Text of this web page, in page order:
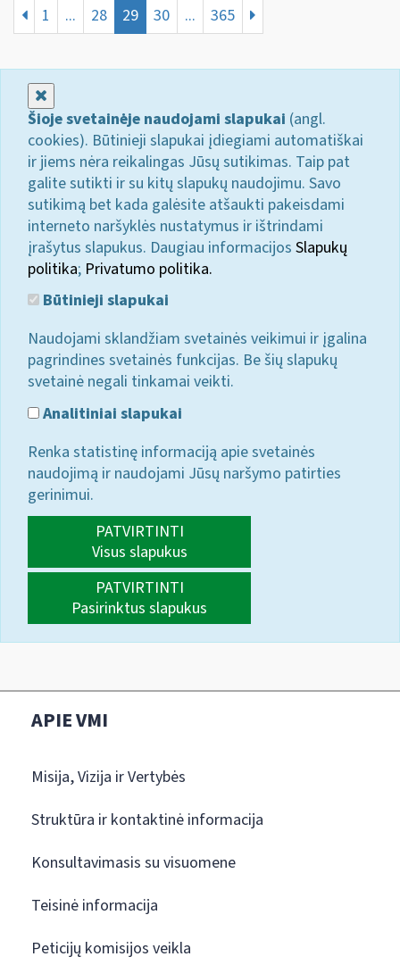
1 ... 28 29 30 ... 365
Šioje svetainėje naudojami slapukai (angl.
cookies). Būtinieji slapukai įdiegiami automatiškai
ir jiems nėra reikalingas Jūsų sutikimas. Taip pat
galite sutikti ir su kitų slapukų naudojimu. Savo
sutikimą bet kada galėsite atšaukti pakeisdami
interneto naršyklės nustatymus ir ištrindami
įrašytus slapukus. Daugiau informacijos Slapukų
politika; Privatumo politika.
Būtinieji slapukai
Naudojami sklandžiam svetainės veikimui ir įgalina
pagrindines svetainės funkcijas. Be šių slapukų
svetainė negali tinkamai veikti.
Analitiniai slapukai
Renka statistinę informaciją apie svetainės
naudojimą ir naudojami Jūsų naršymo patirties
gerinimui.
PATVIRTINTI
Visus slapukus
PATVIRTINTI
Pasirinktus slapukus
APIE VMI
Misija, Vizija ir Vertybės
Struktūra ir kontaktinė informacija
Konsultavimasis su visuomene
Teisinė informacija
Peticijų komisijos veikla